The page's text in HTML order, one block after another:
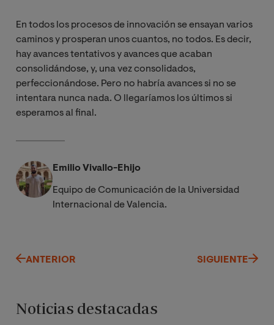
En todos los procesos de innovación se ensayan varios
caminos y prosperan unos cuantos, no todos. Es decir,
hay avances tentativos y avances que acaban
consolidándose, y, una vez consolidados,
perfeccionándose. Pero no habría avances si no se
intentara nunca nada. O llegaríamos los últimos si
esperamos al final.
Emilio Vivallo-Ehijo
Equipo de Comunicación de la Universidad
Internacional de Valencia.
ANTERIOR SIGUIENTE
Noticias destacadas